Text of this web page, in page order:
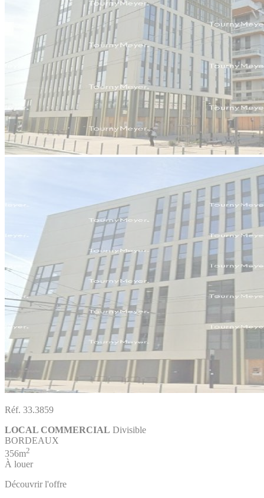
Réf. 33.3859
LOCAL COMMERCIAL Divisible
BORDEAUX
356m2
À louer
Découvrir l'offre